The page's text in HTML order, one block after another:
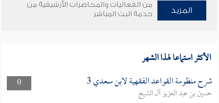
المزيد
من الفعاليات والمحاضرات الأرشيفية من
خدمة البث المباشر
الأكثر استماعا لهذا الشهر
0 شرح منظومة القواعد الفقهية لابن سعدي 3
حسين بن عبد العزيز آل الشيخ